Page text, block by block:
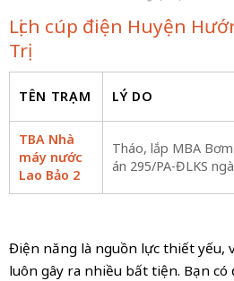
Lịch cúp điện Huyện
Trị
TÊN TRẠM LÝ DO
TBA Nhà
máy nước
Lao Bảo 2
Tháo, lắp MBA
án 295/PA-ĐLKS
Điện năng là nguồn lực thiết yếu,
luôn gây ra nhiều bất tiện. Bạn